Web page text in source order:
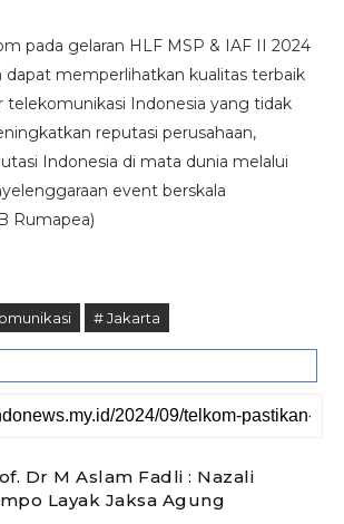
pada gelaran HLF MSP & IAF II 2024
dapat memperlihatkan kualitas terbaik
telekomunikasi Indonesia yang tidak
reputasi perusahaan,
Indonesia di mata dunia melalui
event berskala
Rumapea)
# Jakarta
Dr M Aslam Fadli : Nazali
Layak Jaksa Agung